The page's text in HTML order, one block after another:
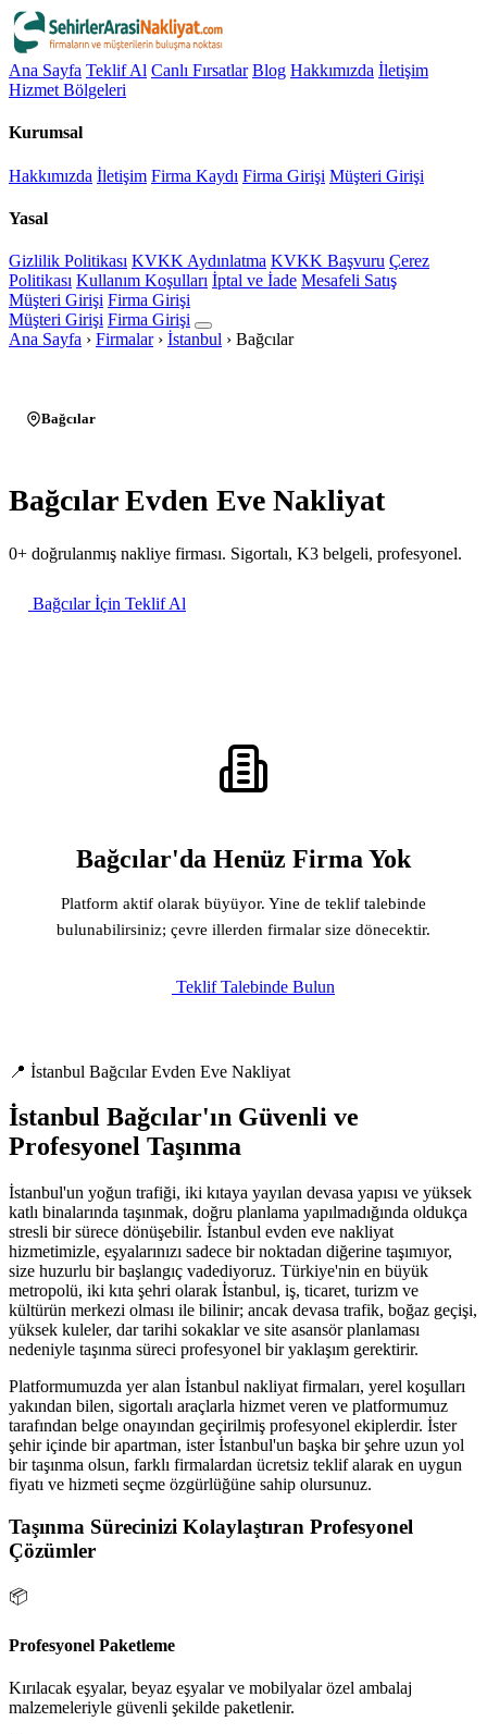
Ana Sayfa Teklif Al Canlı Fırsatlar Blog Hakkımızda İletişim
Hizmet Bölgeleri
Kurumsal
Hakkımızda İletişim Firma Kaydı Firma Girişi Müşteri Girişi
Yasal
Gizlilik Politikası KVKK Aydınlatma KVKK Başvuru Çerez
Politikası Kullanım Koşulları İptal ve İade Mesafeli Satış
Müşteri Girişi Firma Girişi
Müşteri Girişi Firma Girişi
Ana Sayfa › Firmalar › İstanbul › Bağcılar
Bağcılar
Bağcılar Evden Eve Nakliyat
0+ doğrulanmış nakliye firması. Sigortalı, K3 belgeli, profesyonel.
Bağcılar İçin Teklif Al
Bağcılar'da Henüz Firma Yok
Platform aktif olarak büyüyor. Yine de teklif talebinde
bulunabilirsiniz; çevre illerden firmalar size dönecektir.
Teklif Talebinde Bulun
📍 İstanbul Bağcılar Evden Eve Nakliyat
İstanbul Bağcılar'ın Güvenli ve
Profesyonel Taşınma
İstanbul'un yoğun trafiği, iki kıtaya yayılan devasa yapısı ve yüksek
katlı binalarında taşınmak, doğru planlama yapılmadığında oldukça
stresli bir sürece dönüşebilir. İstanbul evden eve nakliyat
hizmetimizle, eşyalarınızı sadece bir noktadan diğerine taşımıyor,
size huzurlu bir başlangıç vadediyoruz. Türkiye'nin en büyük
metropolü, iki kıta şehri olarak İstanbul, iş, ticaret, turizm ve
kültürün merkezi olması ile bilinir; ancak devasa trafik, boğaz geçişi,
yüksek kuleler, dar tarihi sokaklar ve site asansör planlaması
nedeniyle taşınma süreci profesyonel bir yaklaşım gerektirir.
Platformumuzda yer alan İstanbul nakliyat firmaları, yerel koşulları
yakından bilen, sigortalı araçlarla hizmet veren ve platformumuz
tarafından belge onayından geçirilmiş profesyonel ekiplerdir. İster
şehir içinde bir apartman, ister İstanbul'un başka bir şehre uzun yol
bir taşınma olsun, farklı firmalardan ücretsiz teklif alarak en uygun
fiyatı ve hizmeti seçme özgürlüğüne sahip olursunuz.
Taşınma Sürecinizi Kolaylaştıran Profesyonel
Çözümler
📦
Profesyonel Paketleme
Kırılacak eşyalar, beyaz eşyalar ve mobilyalar özel ambalaj
malzemeleriyle güvenli şekilde paketlenir.